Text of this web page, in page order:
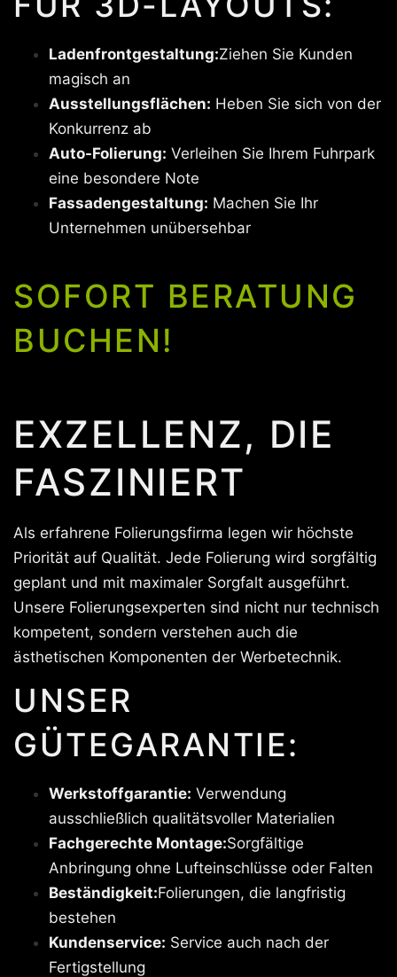
Ladenfrontgestaltung:Ziehen Sie Kunden
magisch an
Ausstellungsflächen: Heben Sie sich von der
Konkurrenz ab
Auto-Folierung: Verleihen Sie Ihrem Fuhrpark
eine besondere Note
Fassadengestaltung: Machen Sie Ihr
Unternehmen unübersehbar
SOFORT BERATUNG
BUCHEN!
EXZELLENZ, DIE
FASZINIERT
Als erfahrene Folierungsfirma legen wir höchste
Priorität auf Qualität. Jede Folierung wird sorgfältig
geplant und mit maximaler Sorgfalt ausgeführt.
Unsere Folierungsexperten sind nicht nur technisch
kompetent, sondern verstehen auch die
ästhetischen Komponenten der Werbetechnik.
UNSER
GÜTEGARANTIE:
Werkstoffgarantie: Verwendung
ausschließlich qualitätsvoller Materialien
Fachgerechte Montage:Sorgfältige
Anbringung ohne Lufteinschlüsse oder Falten
Beständigkeit:Folierungen, die langfristig
bestehen
Kundenservice: Service auch nach der
Fertigstellung